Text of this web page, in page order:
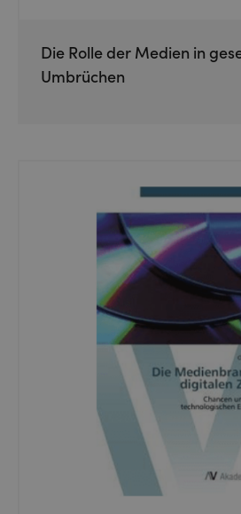
Die Rolle der Medien in
Umbrüchen